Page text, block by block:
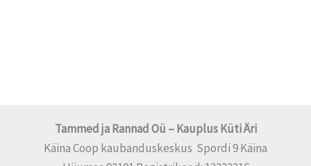
Tammed ja Rannad Oü – Kauplus Küti Äri
Käina Coop kaubanduskeskus Spordi 9 Käina